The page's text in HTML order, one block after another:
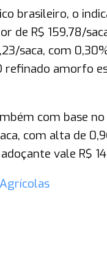
brasileiro, o
de R$ 159,78/
saca, com
refinado amorfo
com base
com alta de
vale R$